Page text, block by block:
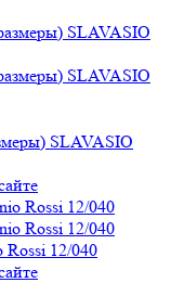
SLAVASIO
12/040